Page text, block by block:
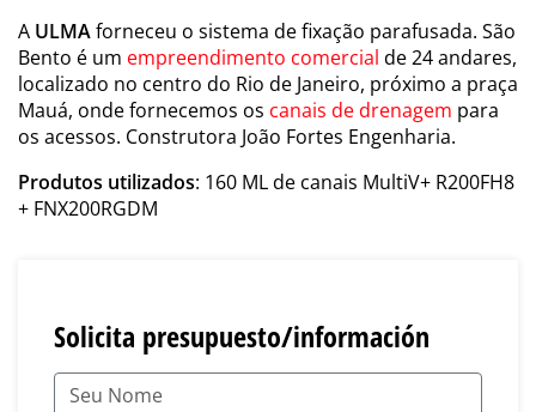
A ULMAforneceu o sistema de fixação parafusada. São
Bento é um empreendimento comercial de 24 andares,
localizado no centro do Rio de Janeiro, próximo a praça
Mauá, onde fornecemos os canais de drenagem para
os acessos. Construtora João Fortes Engenharia.
Produtos utilizados: 160 ML de canais MultiV+ R200FH8
+ FNX200RGDM
Solicita presupuesto/información